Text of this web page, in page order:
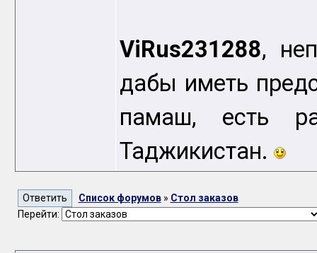
ViRus231288,
дабы иметь
памаш, есть
Таджикистан.
Список форумов» Стол заказов
Перейти: